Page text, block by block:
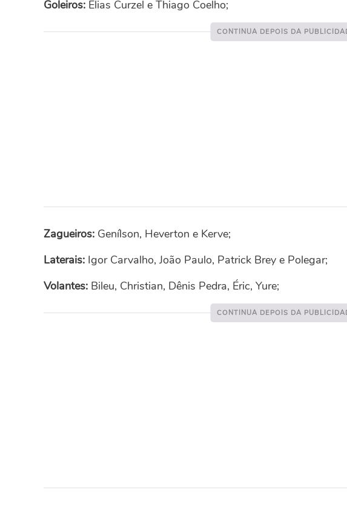
Goleiros: Elias Curzel e Thiago Coelho;
Zagueiros: Genílson, Heverton e Kerve;
Laterais: Igor Carvalho, João Paulo, Patrick Brey e Polegar;
Volantes: Bileu, Christian, Dênis Pedra, Éric, Yure;